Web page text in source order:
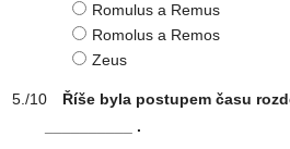
Romulus a Remus
Romolus a Remos
Zeus
Říše byla postupem času
__________ .